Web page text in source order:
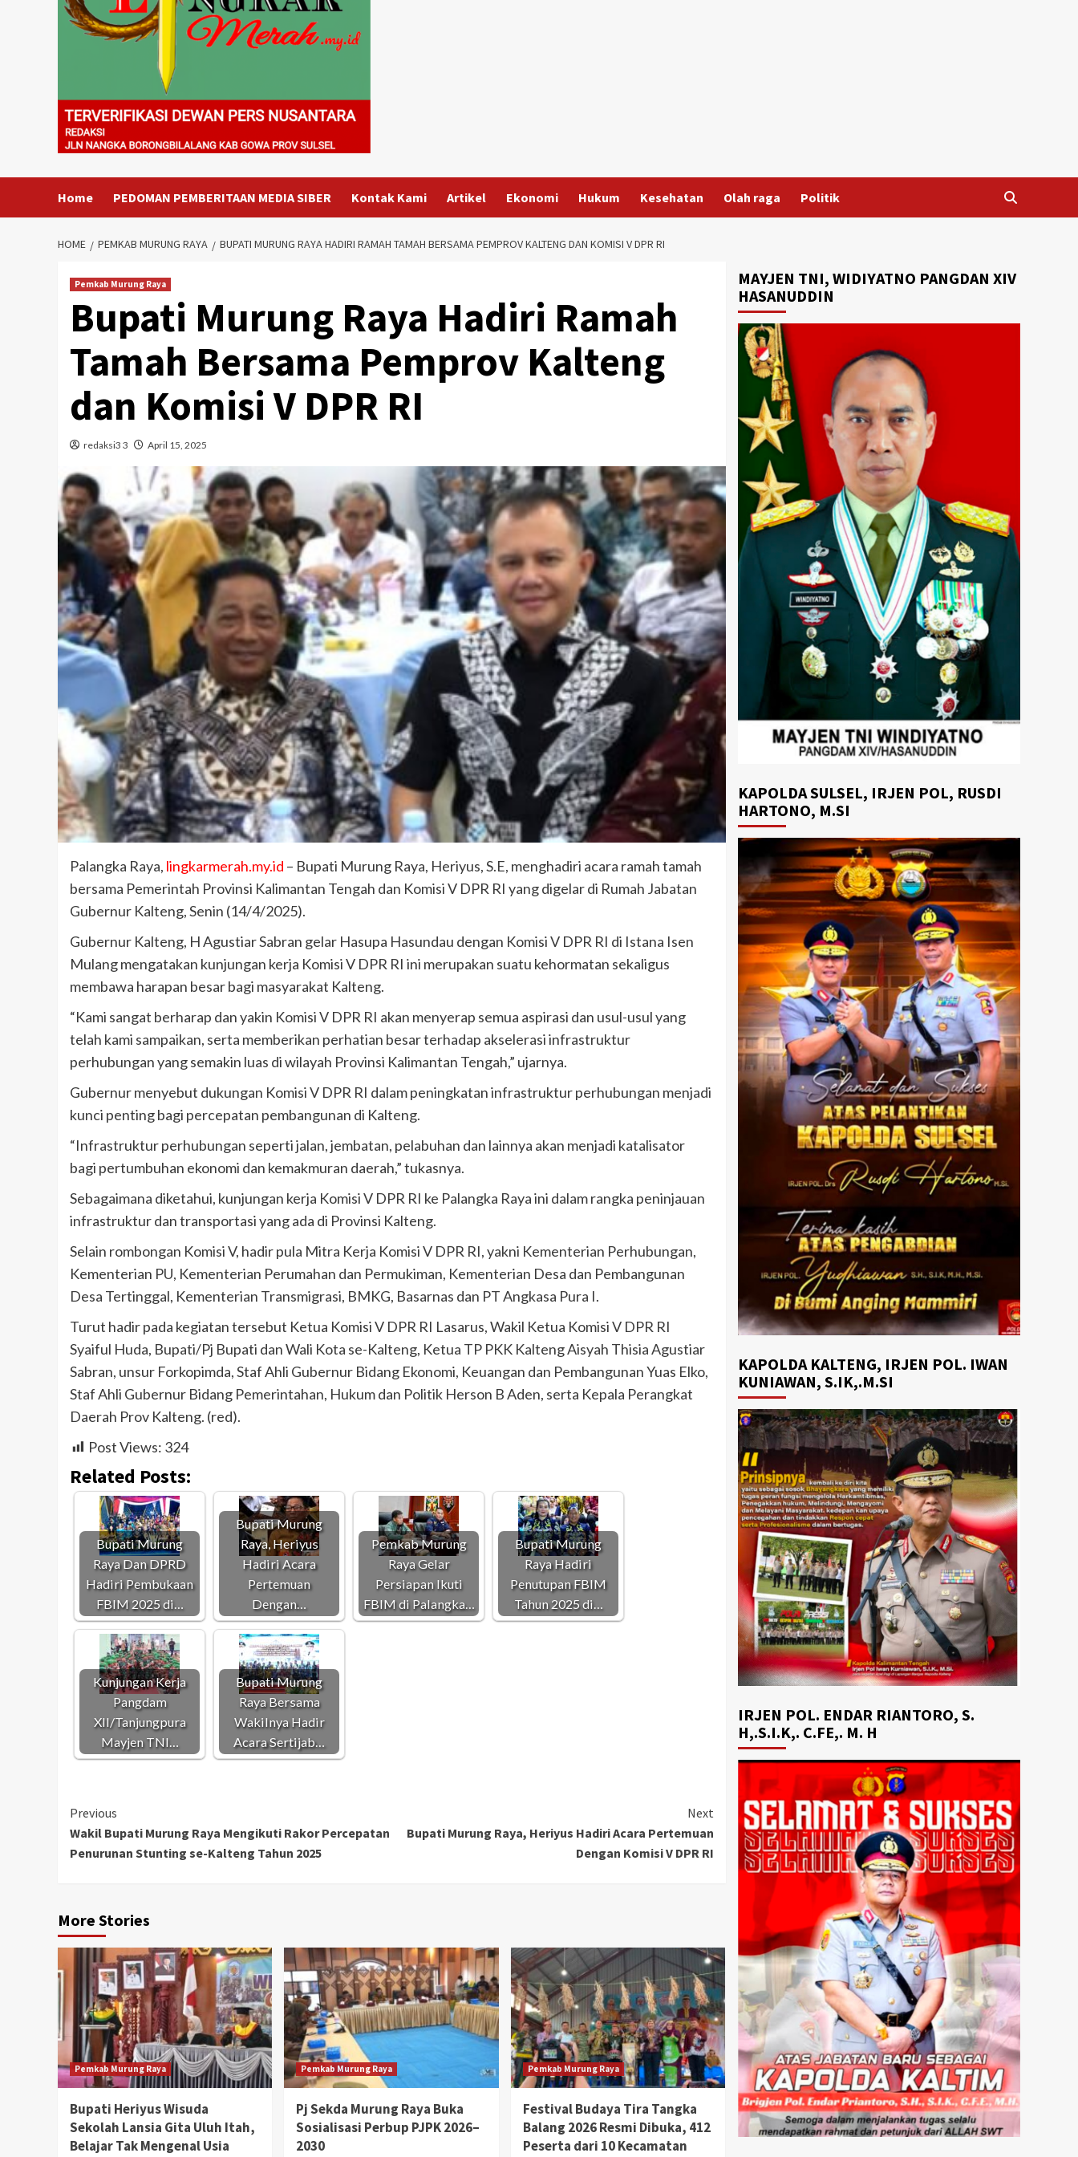
Home PEDOMAN PEMBERITAAN MEDIA SIBER Kontak Kami Artikel Ekonomi Hukum Kesehatan Olah raga Politik
HOME PEMKAB MURUNG RAYA BUPATI MURUNG RAYA HADIRI RAMAH TAMAH BERSAMA PEMPROV KALTENG DAN KOMISI V DPR RI
Pemkab Murung Raya
Bupati Murung Raya Hadiri Ramah
Tamah Bersama Pemprov Kalteng
dan Komisi V DPR RI
redaksi3 3 April 15, 2025
Palangka Raya, lingkarmerah.my.id – Bupati Murung Raya, Heriyus, S.E, menghadiri acara ramah tamah
bersama Pemerintah Provinsi Kalimantan Tengah dan Komisi V DPR RI yang digelar di Rumah Jabatan
Gubernur Kalteng, Senin (14/4/2025).
Gubernur Kalteng, H Agustiar Sabran gelar Hasupa Hasundau dengan Komisi V DPR RI di Istana Isen
Mulang mengatakan kunjungan kerja Komisi V DPR RI ini merupakan suatu kehormatan sekaligus
membawa harapan besar bagi masyarakat Kalteng.
“Kami sangat berharap dan yakin Komisi V DPR RI akan menyerap semua aspirasi dan usul-usul yang
telah kami sampaikan, serta memberikan perhatian besar terhadap akselerasi infrastruktur
perhubungan yang semakin luas di wilayah Provinsi Kalimantan Tengah,” ujarnya.
Gubernur menyebut dukungan Komisi V DPR RI dalam peningkatan infrastruktur perhubungan menjadi
kunci penting bagi percepatan pembangunan di Kalteng.
“Infrastruktur perhubungan seperti jalan, jembatan, pelabuhan dan lainnya akan menjadi katalisator
bagi pertumbuhan ekonomi dan kemakmuran daerah,” tukasnya.
Sebagaimana diketahui, kunjungan kerja Komisi V DPR RI ke Palangka Raya ini dalam rangka peninjauan
infrastruktur dan transportasi yang ada di Provinsi Kalteng.
Selain rombongan Komisi V, hadir pula Mitra Kerja Komisi V DPR RI, yakni Kementerian Perhubungan,
Kementerian PU, Kementerian Perumahan dan Permukiman, Kementerian Desa dan Pembangunan
Desa Tertinggal, Kementerian Transmigrasi, BMKG, Basarnas dan PT Angkasa Pura I.
Turut hadir pada kegiatan tersebut Ketua Komisi V DPR RI Lasarus, Wakil Ketua Komisi V DPR RI
Syaiful Huda, Bupati/Pj Bupati dan Wali Kota se-Kalteng, Ketua TP PKK Kalteng Aisyah Thisia Agustiar
Sabran, unsur Forkopimda, Staf Ahli Gubernur Bidang Ekonomi, Keuangan dan Pembangunan Yuas Elko,
Staf Ahli Gubernur Bidang Pemerintahan, Hukum dan Politik Herson B Aden, serta Kepala Perangkat
Daerah Prov Kalteng. (red).
Post Views: 324
Related Posts:
Bupati Murung
Raya Dan DPRD
Hadiri Pembukaan
FBIM 2025 di…
Bupati Murung
Raya, Heriyus
Hadiri Acara
Pertemuan
Dengan…
Pemkab Murung
Raya Gelar
Persiapan Ikuti
FBIM di Palangka…
Bupati Murung
Raya Hadiri
Penutupan FBIM
Tahun 2025 di…
Kunjungan Kerja
Pangdam
XII/Tanjungpura
Mayjen TNI…
Bupati Murung
Raya Bersama
Wakilnya Hadir
Acara Sertijab…
Continue
Reading
Previous
Wakil Bupati Murung Raya Mengikuti Rakor Percepatan
Penurunan Stunting se-Kalteng Tahun 2025
Next
Bupati Murung Raya, Heriyus Hadiri Acara Pertemuan
Dengan Komisi V DPR RI
More Stories
Pemkab Murung Raya
Bupati Heriyus Wisuda
Sekolah Lansia Gita Uluh Itah,
Belajar Tak Mengenal Usia
Pemkab Murung Raya
Pj Sekda Murung Raya Buka
Sosialisasi Perbup PJPK 2026–
2030
Pemkab Murung Raya
Festival Budaya Tira Tangka
Balang 2026 Resmi Dibuka, 412
Peserta dari 10 Kecamatan
MAYJEN TNI, WIDIYATNO PANGDAN XIV
HASANUDDIN
KAPOLDA SULSEL, IRJEN POL, RUSDI
HARTONO, M.SI
KAPOLDA KALTENG, IRJEN POL. IWAN
KUNIAWAN, S.IK,.M.SI
IRJEN POL. ENDAR RIANTORO, S.
H,.S.I.K,. C.FE,. M. H